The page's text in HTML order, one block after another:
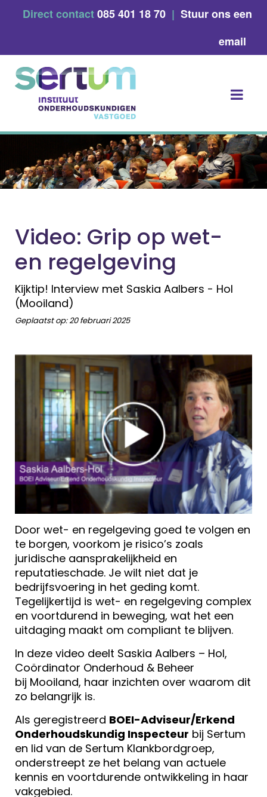
Direct contact085 401 18 70 | Stuur ons een
email
Video: Grip op wet-
en regelgeving
Kijktip! Interview met Saskia Aalbers - Hol
(Mooiland)
Geplaatst op:20 februari 2025
Door wet- en regelgeving goed te volgen en
te borgen, voorkom je risico’s zoals
juridische aansprakelijkheid en
reputatieschade. Je wilt niet dat je
bedrijfsvoering in het geding komt.
Tegelijkertijd is wet- en regelgeving complex
en voortdurend in beweging, wat het een
uitdaging maakt om compliant te blijven.
In deze video deelt Saskia Aalbers – Hol,
Coördinator Onderhoud & Beheer
bij Mooiland, haar inzichten over waarom dit
zo belangrijk is.
Als geregistreerd BOEI-Adviseur/Erkend
Onderhoudskundig Inspecteur bij Sertum
en lid van de Sertum Klankbordgroep,
onderstreept ze het belang van actuele
kennis en voortdurende ontwikkeling in haar
vakgebied.